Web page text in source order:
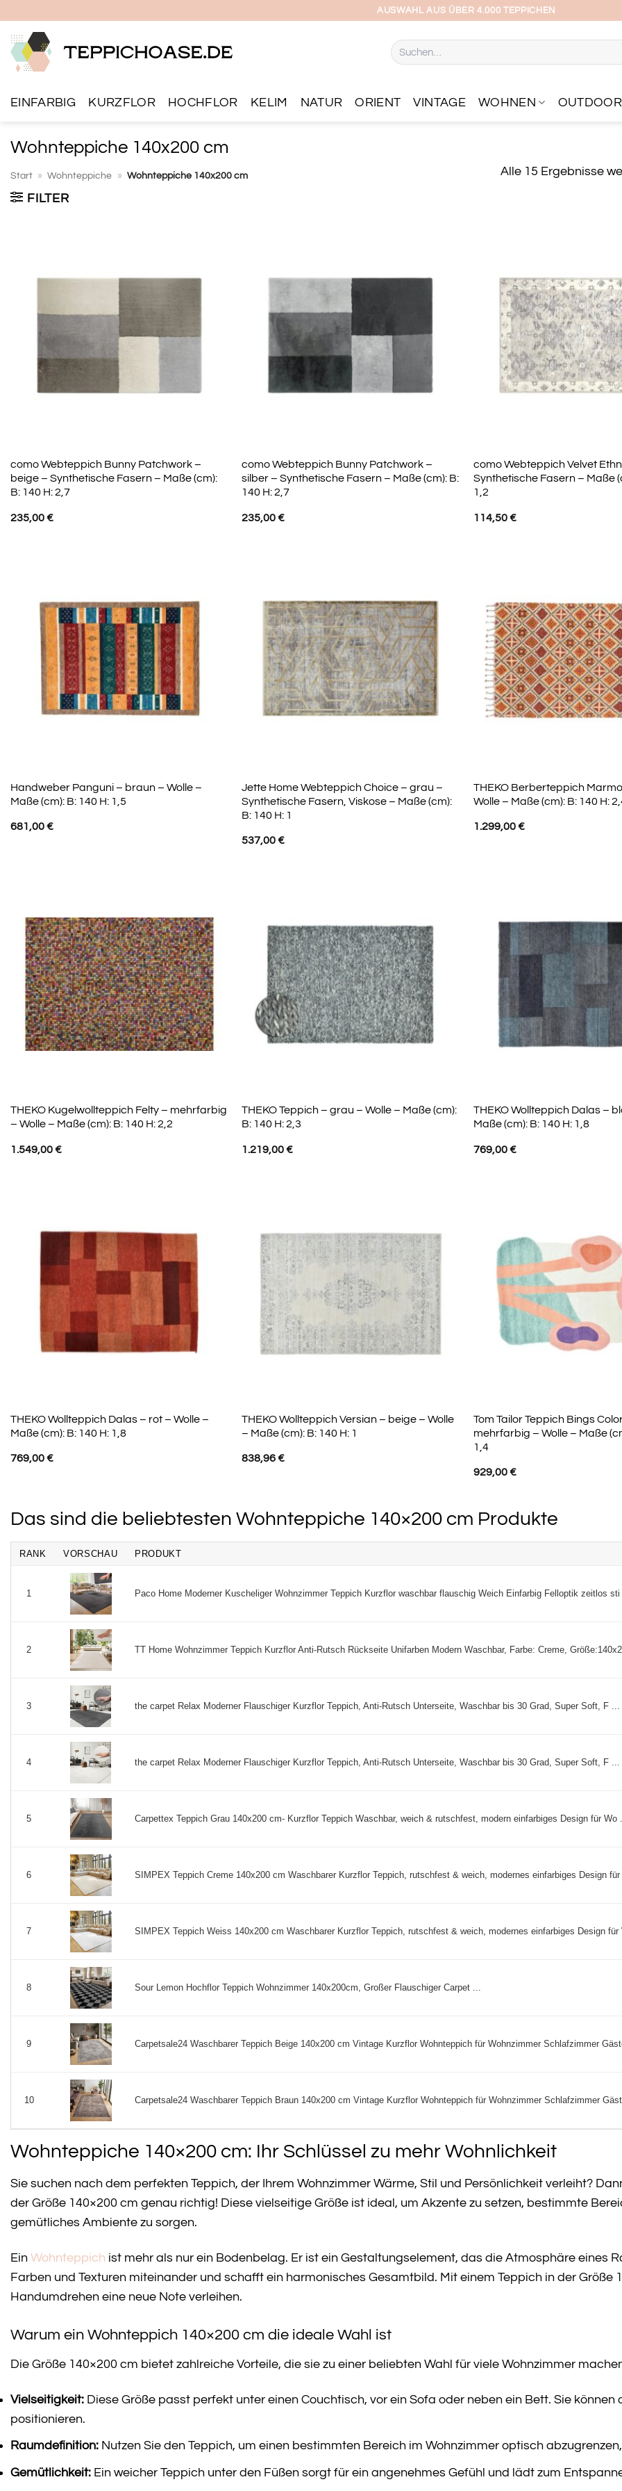
springen
AUSWAHL AUS ÜBER 4.000 TEPPICHEN
Suchen
nach:
EINFARBIG KURZFLOR HOCHFLOR KELIM NATUR ORIENT VINTAGE WOHNEN OUTDOOR
Wohnteppiche 140x200 cm
Start » Wohnteppiche » Wohnteppiche 140x200 cm
FILTER
Alle 15 Ergebnisse
como Webteppich Bunny Patchwork –
beige – Synthetische Fasern – Maße (cm):
B: 140 H: 2,7
235,00€
como Webteppich Bunny Patchwork –
silber – Synthetische Fasern – Maße (cm): B:
140 H: 2,7
235,00€
como Webteppich Velvet
Synthetische Fasern – Maße
1,2
114,50€
Handweber Panguni – braun – Wolle –
Maße (cm): B: 140 H: 1,5
681,00€
Jette Home Webteppich Choice – grau –
Synthetische Fasern, Viskose – Maße (cm):
B: 140 H: 1
537,00€
THEKO Berberteppich
Wolle – Maße (cm): B: 140 H:
1.299,00€
THEKO Kugelwollteppich Felty – mehrfarbig
– Wolle – Maße (cm): B: 140 H: 2,2
1.549,00€
THEKO Teppich – grau – Wolle – Maße (cm):
B: 140 H: 2,3
1.219,00€
THEKO Wollteppich Dalas –
Maße (cm): B: 140 H: 1,8
769,00€
THEKO Wollteppich Dalas – rot – Wolle –
Maße (cm): B: 140 H: 1,8
769,00€
THEKO Wollteppich Versian – beige – Wolle
– Maße (cm): B: 140 H: 1
838,96€
Tom Tailor Teppich Bings
mehrfarbig – Wolle – Maße
1,4
929,00€
Das sind die beliebtesten Wohnteppiche 140×200 cm Produkte
RANK VORSCHAU PRODUKT
1 Paco Home Moderner Kuscheliger Wohnzimmer Teppich Kurzflor waschbar flauschig Weich Einfarbig Felloptik zeitlos
2 TT Home Wohnzimmer Teppich Kurzflor Anti-Rutsch Rückseite Unifarben Modern Waschbar, Farbe: Creme,
3 the carpet Relax Moderner Flauschiger Kurzflor Teppich, Anti-Rutsch Unterseite, Waschbar bis 30 Grad, Super Soft, F ...
4 the carpet Relax Moderner Flauschiger Kurzflor Teppich, Anti-Rutsch Unterseite, Waschbar bis 30 Grad, Super Soft, F ...
5 Carpettex Teppich Grau 140x200 cm- Kurzflor Teppich Waschbar, weich & rutschfest, modern einfarbiges Design für Wo
6 SIMPEX Teppich Creme 140x200 cm Waschbarer Kurzflor Teppich, rutschfest & weich, modernes einfarbiges Design
7 SIMPEX Teppich Weiss 140x200 cm Waschbarer Kurzflor Teppich, rutschfest & weich, modernes einfarbiges Design für
8 Sour Lemon Hochflor Teppich Wohnzimmer 140x200cm, Großer Flauschiger Carpet ...
9 Carpetsale24 Waschbarer Teppich Beige 140x200 cm Vintage Kurzflor Wohnteppich für Wohnzimmer Schlafzimmer
10 Carpetsale24 Waschbarer Teppich Braun 140x200 cm Vintage Kurzflor Wohnteppich für Wohnzimmer Schlafzimmer
Wohnteppiche 140×200 cm: Ihr Schlüssel zu mehr Wohnlichkeit
Sie suchen nach dem perfekten Teppich, der Ihrem Wohnzimmer Wärme, Stil und Persönlichkeit verleiht?
der Größe 140×200 cm genau richtig! Diese vielseitige Größe ist ideal, um Akzente zu setzen, bestimmte
gemütliches Ambiente zu sorgen.
Ein Wohnteppich ist mehr als nur ein Bodenbelag. Er ist ein Gestaltungselement, das die Atmosphäre eines
Farben und Texturen miteinander und schafft ein harmonisches Gesamtbild. Mit einem Teppich in der Größe
Handumdrehen eine neue Note verleihen.
Warum ein Wohnteppich 140×200 cm die ideale Wahl ist
Die Größe 140×200 cm bietet zahlreiche Vorteile, die sie zu einer beliebten Wahl für viele Wohnzimmer
Vielseitigkeit: Diese Größe passt perfekt unter einen Couchtisch, vor ein Sofa oder neben ein Bett. Sie
positionieren.
Raumdefinition: Nutzen Sie den Teppich, um einen bestimmten Bereich im Wohnzimmer optisch
Gemütlichkeit: Ein weicher Teppich unter den Füßen sorgt für ein angenehmes Gefühl und lädt zum